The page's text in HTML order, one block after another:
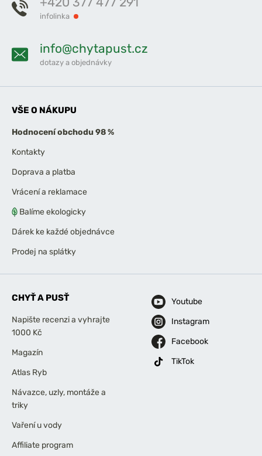
infolinka
info@chytapust.cz
dotazy a objednávky
VŠE O NÁKUPU
Hodnocení obchodu 98 %
Kontakty
Doprava a platba
Vrácení a reklamace
Balíme ekologicky
Dárek ke každé objednávce
Prodej na splátky
CHYŤ A PUSŤ
Napište recenzi a vyhrajte
1000 Kč
Magazín
Atlas Ryb
Návazce, uzly, montáže a
triky
Vaření u vody
Affiliate program
Youtube
Instagram
Facebook
TikTok